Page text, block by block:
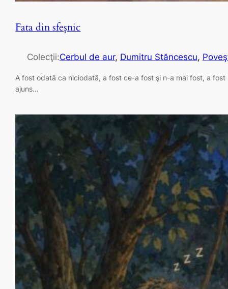
Fata din sfeşnic
Colecţii:Cerbul de aur, Dumitru Stăncescu,
A fost odată ca niciodată, a fost ce-a fost şi n-a mai fost, a
ajuns…